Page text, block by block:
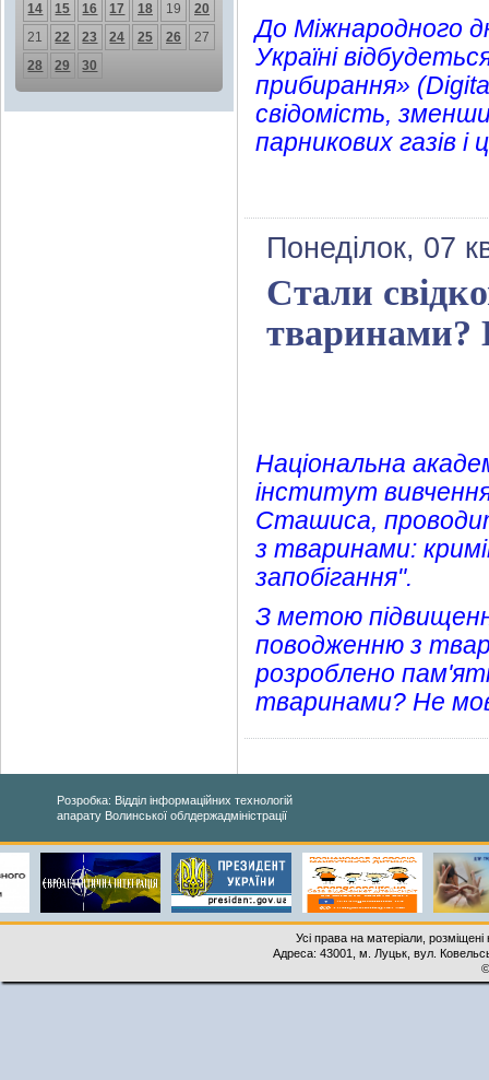
14
15 16 17 18 19
20
21
22 23 24 25 26
27
28
29 30
До Міжнародного
Україні
прибирання»
свідомість,
парникових газів
Понеділок, 07
Стали
тваринами?
Національна
інститут
Сташиса,
з тваринами:
запобігання".
З метою
поводженню з
розроблено
тваринами? Не
Розробка: Відділ інформаційних технологій
апарату Волинської облдержадміністрації
Усі права на матеріали,
Адреса: 43001, м. Луцьк, вул.